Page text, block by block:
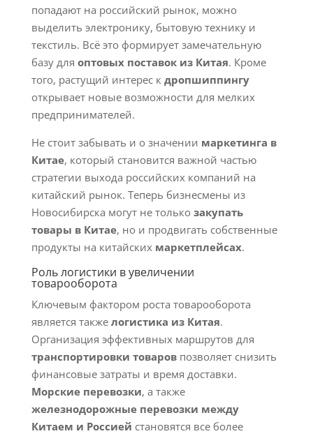
попадают на российский рынок, можно
выделить электронику, бытовую технику и
текстиль. Всё это формирует замечательную
базу для оптовых поставок из Китая. Кроме
того, растущий интерес к дропшиппингу
открывает новые возможности для мелких
предпринимателей.
Не стоит забывать и о значении маркетинга в
Китае, который становится важной частью
стратегии выхода российских компаний на
китайский рынок. Теперь бизнесмены из
Новосибирска могут не только закупать
товары в Китае, но и продвигать собственные
продукты на китайских маркетплейсах.
Роль логистики в увеличении
товарооборота
Ключевым фактором роста товарооборота
является также логистика из Китая.
Организация эффективных маршрутов для
транспортировки товаровпозволяет снизить
финансовые затраты и время доставки.
Морские перевозки, а также
железнодорожные перевозки между
Китаем и Россией становятся все более